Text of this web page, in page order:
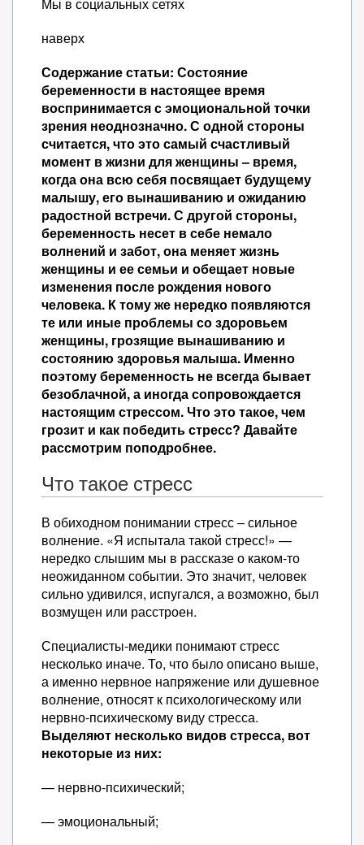
наверх
Содержание статьи: Состояние
беременности в настоящее время
воспринимается с эмоциональной точки
зрения неоднозначно. С одной стороны
считается, что это самый счастливый
момент в жизни для женщины – время,
когда она всю себя посвящает будущему
малышу, его вынашиванию и ожиданию
радостной встречи. С другой стороны,
беременность несет в себе немало
волнений и забот, она меняет жизнь
женщины и ее семьи и обещает новые
изменения после рождения нового
человека. К тому же нередко появляются
те или иные проблемы со здоровьем
женщины, грозящие вынашиванию и
состоянию здоровья малыша. Именно
поэтому беременность не всегда бывает
безоблачной, а иногда сопровождается
настоящим стрессом. Что это такое, чем
грозит и как победить стресс? Давайте
рассмотрим поподробнее.
Что такое стресс
В обиходном понимании стресс – сильное
волнение. «Я испытала такой стресс!» —
нередко слышим мы в рассказе о каком-то
неожиданном событии. Это значит, человек
сильно удивился, испугался, а возможно, был
возмущен или расстроен.
Специалисты-медики понимают стресс
несколько иначе. То, что было описано выше,
а именно нервное напряжение или душевное
волнение, относят к психологическому или
нервно-психическому виду стресса.
Выделяют несколько видов стресса, вот
некоторые из них:
— нервно-психический;
— эмоциональный;